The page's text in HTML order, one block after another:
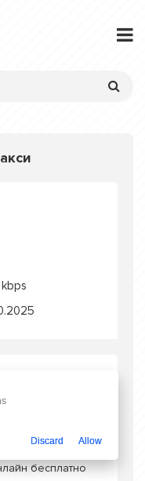
бесплатно
Discard Allow